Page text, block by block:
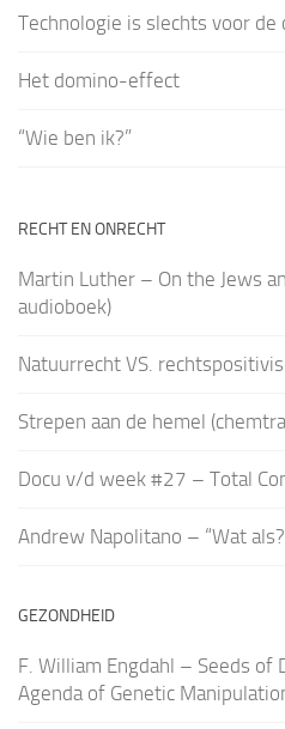
Technologie is slechts voor de
Het domino-effect
“Wie ben ik?”
RECHT EN ONRECHT
Martin Luther – On the Jews
audioboek)
Natuurrecht VS.
Strepen aan de hemel
Docu v/d week #27 – Total
Andrew Napolitano – “Wat
GEZONDHEID
F. William Engdahl – Seeds
Agenda of Genetic